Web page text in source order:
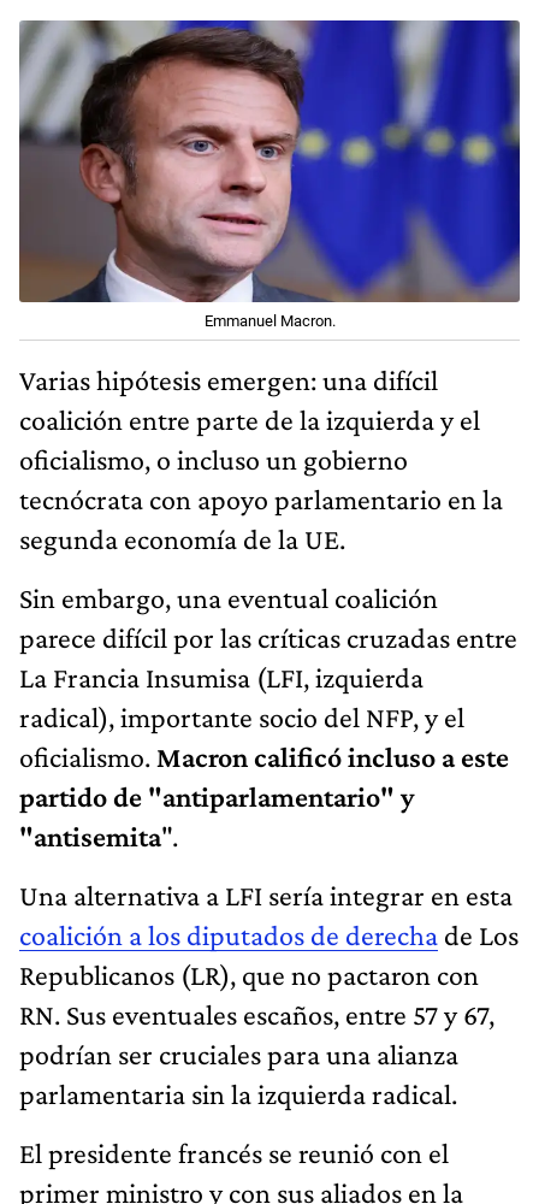
Emmanuel Macron.
Varias hipótesis emergen: una difícil
coalición entre parte de la izquierda y el
oficialismo, o incluso un gobierno
tecnócrata con apoyo parlamentario en la
segunda economía de la UE.
Sin embargo, una eventual coalición
parece difícil por las críticas cruzadas entre
La Francia Insumisa (LFI, izquierda
radical), importante socio del NFP, y el
oficialismo. Macron calificó incluso a este
partido de "antiparlamentario" y
"antisemita".
Una alternativa a LFI sería integrar en esta
coalición a los diputados de derecha de Los
Republicanos (LR), que no pactaron con
RN. Sus eventuales escaños, entre 57 y 67,
podrían ser cruciales para una alianza
parlamentaria sin la izquierda radical.
El presidente francés se reunió con el
primer ministro y con sus aliados en la